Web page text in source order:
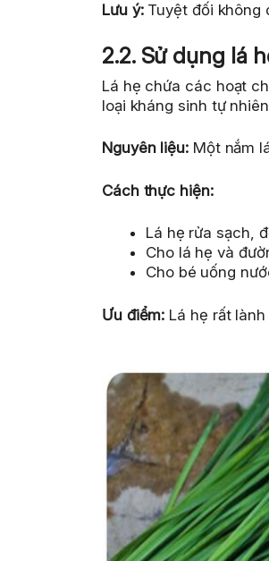
Lưu ý:Tuyệt đối không
2.2. Sử dụng lá
Lá hẹ chứa các hoạt
loại kháng sinh tự
Nguyên liệu:Một nắm
Cách thực hiện:
Lá hẹ rửa sạch,
Cho lá hẹ và
Cho bé uống
Ưu điểm: Lá hẹ rất